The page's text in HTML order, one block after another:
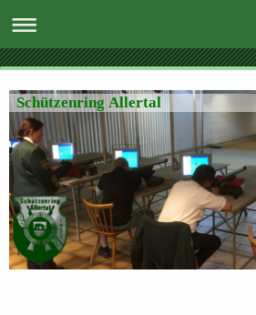
Schützenring Allertal